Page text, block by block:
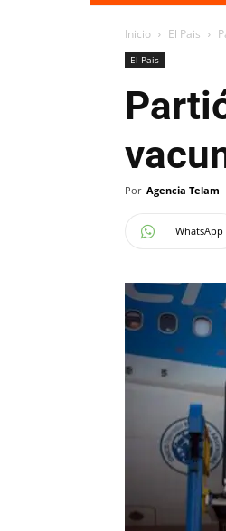
Inicio El Pais
El Pais
Por Agencia Telam
WhatsApp